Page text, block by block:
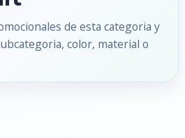
de esta categoria y
color, material o